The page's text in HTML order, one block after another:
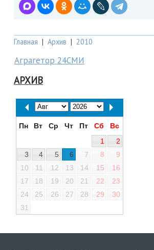
Главная | Архив | 2010
Аграгетор 24СМИ
АРХИВ
Пн Вт Ср Чт Пт Сб
Вс
1
2
3
4 5 6 7 8
9
10
11 12 13 14 15
16
17
18 19 20 21 22
23
24
25 26 27 28 29
30
31